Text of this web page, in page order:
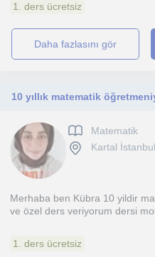
1. ders ücretsiz
daha fazlasını gör
Matematik
Kartal
Merhaba ben Kübra 10 yildir
ve özel ders veriyorum dersi
1. ders ücretsiz